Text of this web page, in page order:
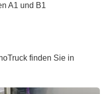
A1 und B1
finden Sie in